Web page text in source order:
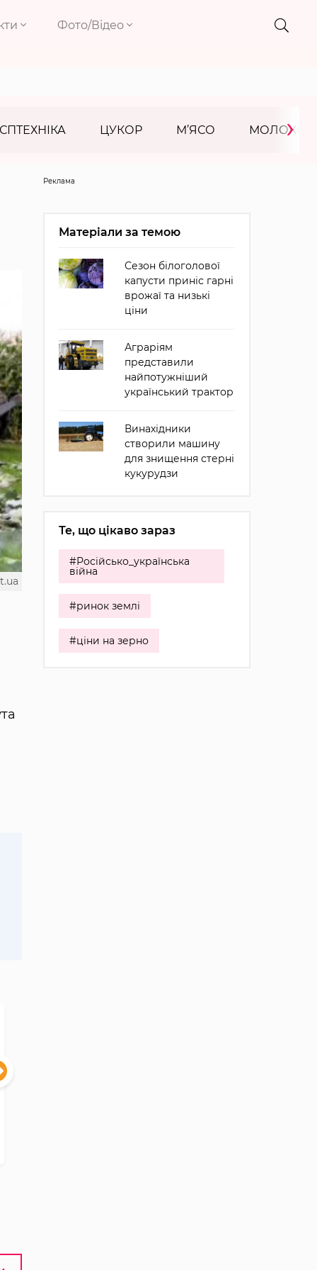
Фото/Відео
ЦУКОР М’ЯСО МОЛОКО
›
Реклама
Матеріали за темою
Сезон білоголової
капусти приніс гарні
врожаї та низькі
ціни
Аграріям
представили
найпотужніший
український трактор
Винахідники
створили машину
для знищення стерні
кукурудзи
Те, що цікаво зараз
#Російсько_українська
війна
#ринок землі
#ціни на зерно